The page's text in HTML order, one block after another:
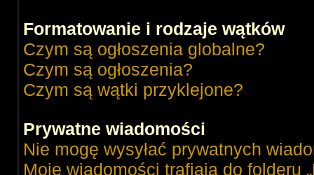
Formatowanie i rodzaje wątków
Czym są ogłoszenia globalne?
Czym są ogłoszenia?
Czym są wątki przyklejone?
Prywatne wiadomości
Nie mogę wysyłać prywatnych
Moje wiadomości trafiają do folderu